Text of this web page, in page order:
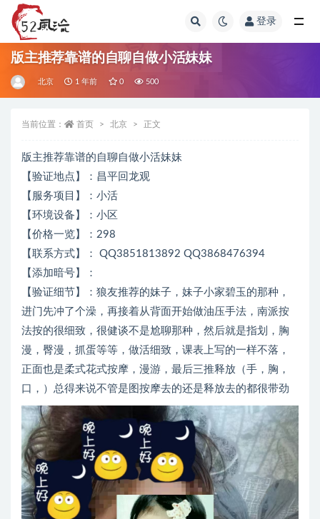
登录
版主推荐靠谱的自聊自做小活妹妹
北京 1 年前 0 500
当前位置： 首页 北京 正文
版主推荐靠谱的自聊自做小活妹妹
【验证地点】：昌平回龙观
【服务项目】：小活
【环境设备】：小区
【价格一览】：298
【联系方式】： QQ3851813892 QQ3868476394
【添加暗号】：
【验证细节】：狼友推荐的妹子，妹子小家碧玉的那种，
进门先冲了个澡，再接着从背面开始做油压手法，南派按
法按的很细致，很健谈不是尬聊那种，然后就是指划，胸
漫，臀漫，抓蛋等等，做活细致，课表上写的一样不落，
正面也是柔式花式按摩，漫游，最后三推释放（手，胸，
口，）总得来说不管是图按摩去的还是释放去的都很带劲